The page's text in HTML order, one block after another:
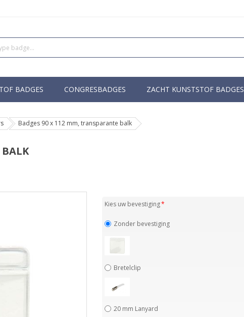
BADGES CONGRESBADGES ZACHT KUNSTSTOF BADGES
Badges 90 x 112 mm, transparante balk
BALK
Kies uw bevestiging
Zonder bevestiging
Bretelclip
20 mm Lanyard